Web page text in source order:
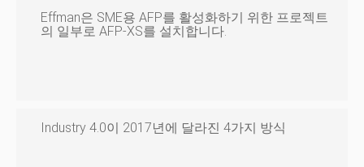
Effman은 SME용 AFP를 활성화하기 위한 프로젝트
의 일부로 AFP-XS를 설치합니다.
Industry 4.0이 2017년에 달라진 4가지 방식